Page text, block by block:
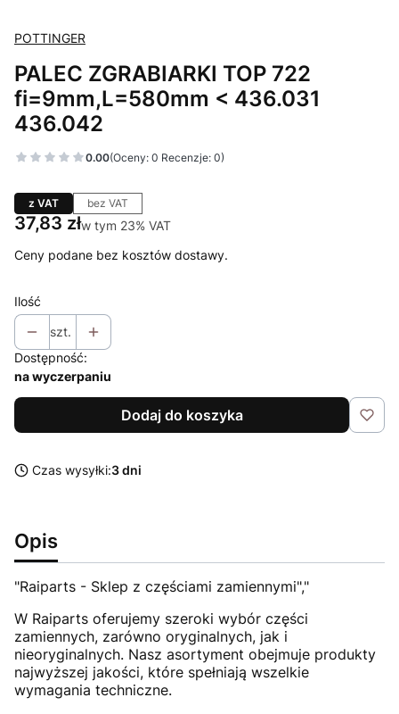
POTTINGER
PALEC ZGRABIARKI TOP 722
fi=9mm,L=580mm < 436.031
436.042
0.00(Oceny: 0 Recenzje: 0)
z VAT bez VAT
Cena
37,83 złw tym 23% VAT
w tym 23% VAT
Ceny podane bez kosztów dostawy.
Ilość
szt.
Dostępność:
na wyczerpaniu
Dodaj do koszyka
Czas wysyłki:3 dni
Opis
"Raiparts - Sklep z częściami zamiennymi","
W Raiparts oferujemy szeroki wybór części
zamiennych, zarówno oryginalnych, jak i
nieoryginalnych. Nasz asortyment obejmuje produkty
najwyższej jakości, które spełniają wszelkie
wymagania techniczne.